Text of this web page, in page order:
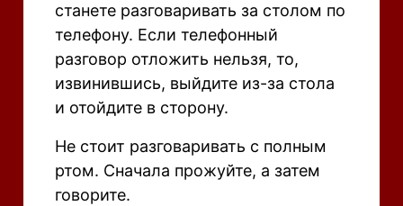
станете разговаривать за столом по
телефону. Если телефонный
разговор отложить нельзя, то,
извинившись, выйдите из-за стола
и отойдите в сторону.
Не стоит разговаривать с полным
ртом. Сначала прожуйте, а затем
говорите.